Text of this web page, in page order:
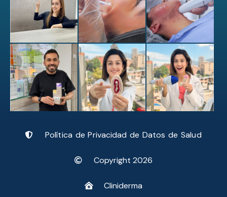
Política de Privacidad de Datos de Salud
Copyright 2026
Cliniderma